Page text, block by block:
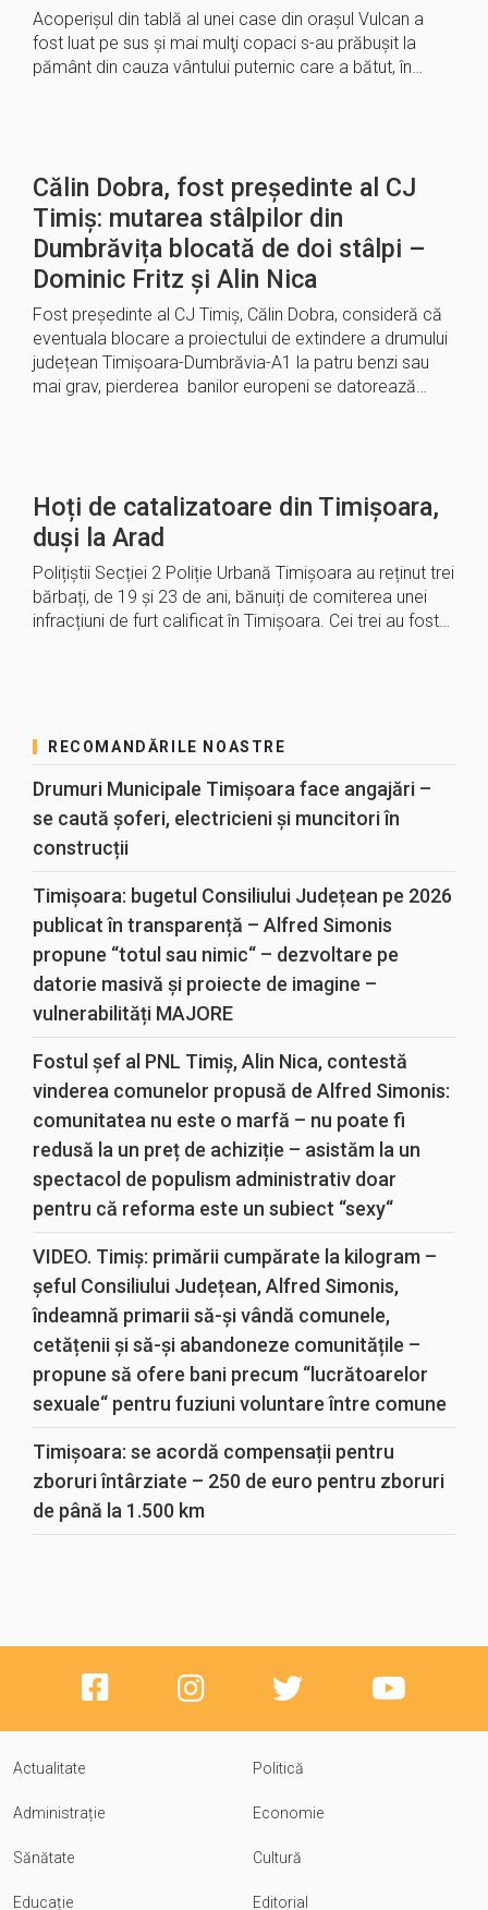
Acoperişul din tablă al unei case din oraşul Vulcan a
fost luat pe sus şi mai mulţi copaci s-au prăbuşit la
pământ din cauza vântului puternic care a bătut, în…
Călin Dobra, fost președinte al CJ
Timiș: mutarea stâlpilor din
Dumbrăvița blocată de doi stâlpi –
Dominic Fritz și Alin Nica
Fost președinte al CJ Timiș, Călin Dobra, consideră că
eventuala blocare a proiectului de extindere a drumului
județean Timișoara-Dumbrăvia-A1 la patru benzi sau
mai grav, pierderea banilor europeni se datorează…
Hoți de catalizatoare din Timișoara,
duși la Arad
Polițiștii Secției 2 Poliție Urbană Timișoara au reținut trei
bărbați, de 19 și 23 de ani, bănuiți de comiterea unei
infracțiuni de furt calificat în Timișoara. Cei trei au fost…
RECOMANDĂRILE NOASTRE
Drumuri Municipale Timișoara face angajări –
se caută șoferi, electricieni și muncitori în
construcții
Timișoara: bugetul Consiliului Județean pe 2026
publicat în transparență – Alfred Simonis
propune “totul sau nimic“ – dezvoltare pe
datorie masivă și proiecte de imagine –
vulnerabilități MAJORE
Fostul șef al PNL Timiș, Alin Nica, contestă
vinderea comunelor propusă de Alfred Simonis:
comunitatea nu este o marfă – nu poate fi
redusă la un preț de achiziție – asistăm la un
spectacol de populism administrativ doar
pentru că reforma este un subiect “sexy“
VIDEO. Timiș: primării cumpărate la kilogram –
șeful Consiliului Județean, Alfred Simonis,
îndeamnă primarii să-și vândă comunele,
cetățenii și să-și abandoneze comunitățile –
propune să ofere bani precum “lucrătoarelor
sexuale“ pentru fuziuni voluntare între comune
Timișoara: se acordă compensații pentru
zboruri întârziate – 250 de euro pentru zboruri
de până la 1.500 km
Actualitate Politică
Administrație Economie
Sănătate Cultură
Educație Editorial